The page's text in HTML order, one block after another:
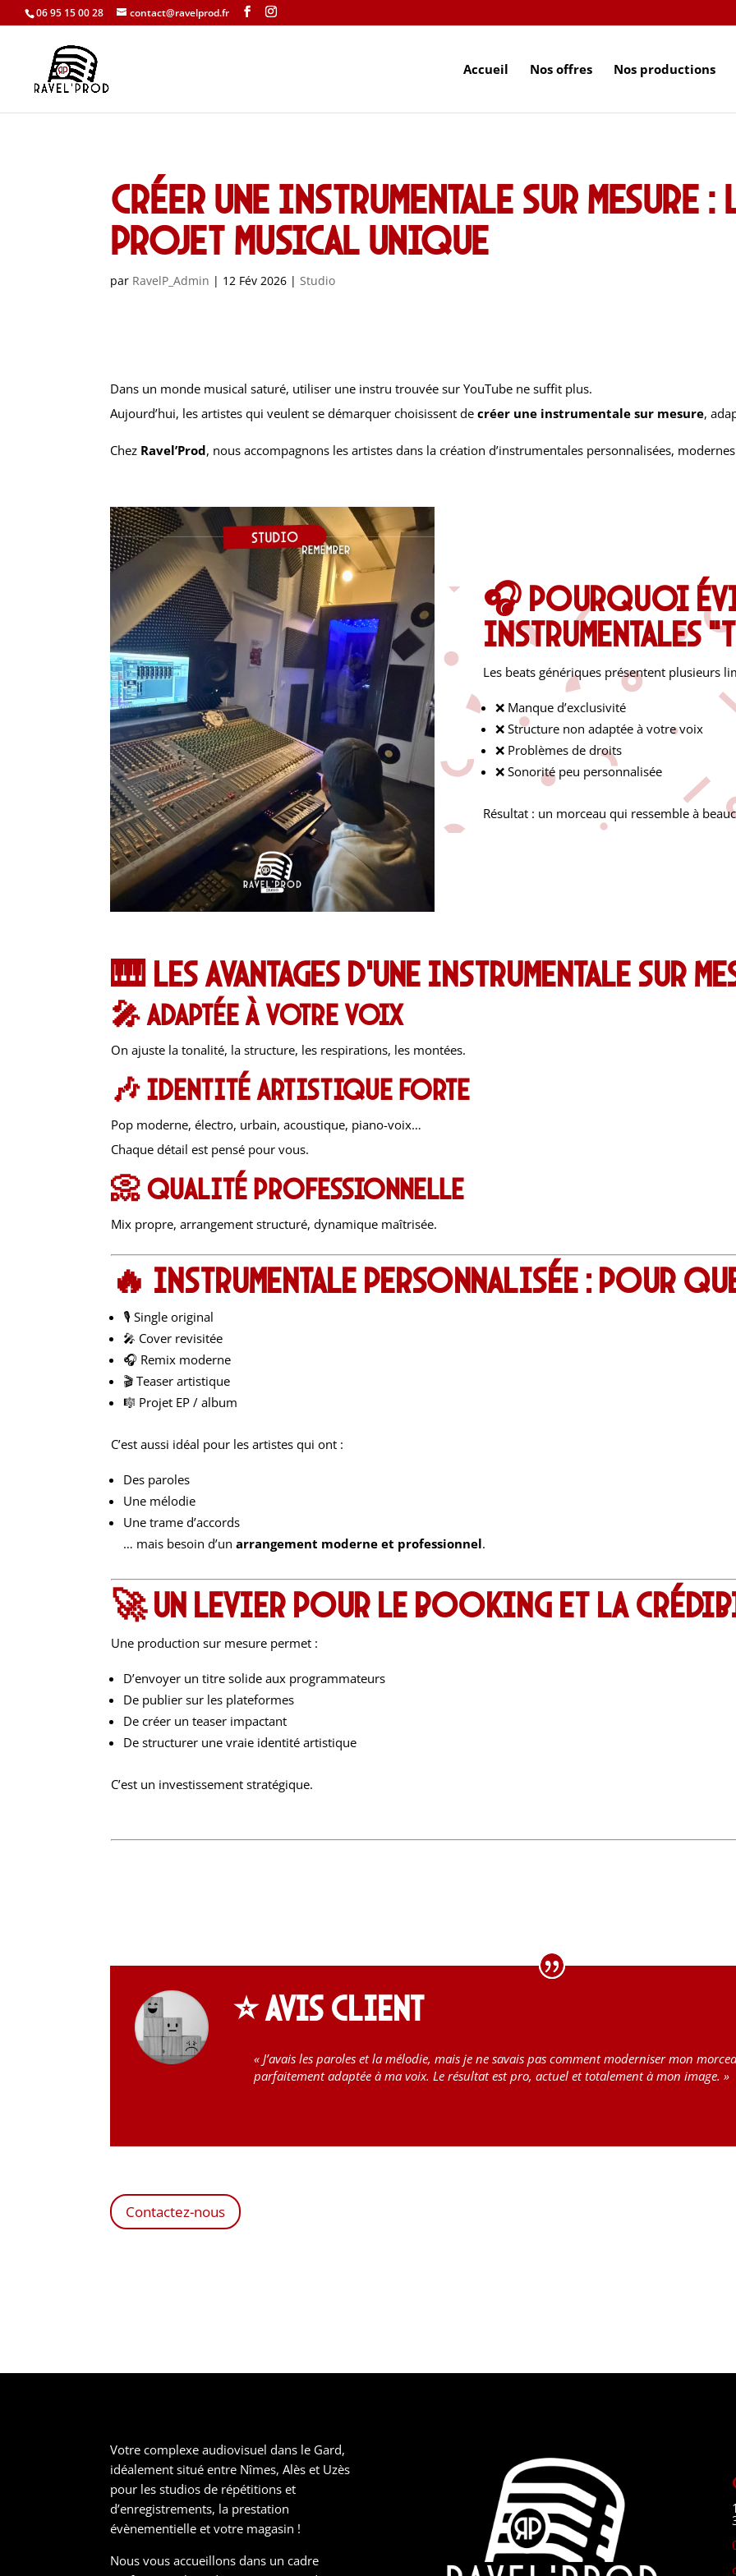
06 95 15 00 28 contact@ravelprod.fr
Accueil Nos offres Nos productions
Créer une instrumentale sur mesure
projet musical unique
par RavelP_Admin | 12 Fév 2026 | Studio
Dans un monde musical saturé, utiliser une instru trouvée sur YouTube ne suffit plus.
Aujourd’hui, les artistes qui veulent se démarquer choisissent decréer une instrumentale sur mesure,
Chez Ravel’Prod, nous accompagnons les artistes dans la création d’instrumentales personnalisées,
🎧 Pourquoi
instrumentales
Les beats génériques présentent plusieurs
❌ Manque d’exclusivité
❌ Structure non adaptée à votre voix
❌ Problèmes de droits
❌ Sonorité peu personnalisée
Résultat : un morceau qui ressemble à
🎹 Les avantages d’une instrumentale sur
🎤 Adaptée à votre voix
On ajuste la tonalité, la structure, les respirations, les montées.
🎶 Identité artistique forte
Pop moderne, électro, urbain, acoustique, piano-voix…
Chaque détail est pensé pour vous.
📀 Qualité professionnelle
Mix propre, arrangement structuré, dynamique maîtrisée.
🔥 Instrumentale personnalisée : pour
🎙️ Single original
🎤 Cover revisitée
🎧 Remix moderne
🎬 Teaser artistique
🎼 Projet EP / album
C’est aussi idéal pour les artistes qui ont :
Des paroles
Une mélodie
Une trame d’accords
… mais besoin d’unarrangement moderne et professionnel.
🚀 Un levier pour le booking et la
Une production sur mesure permet :
D’envoyer un titre solide aux programmateurs
De publier sur les plateformes
De créer un teaser impactant
De structurer une vraie identité artistique
C’est un investissement stratégique.
⭐ Avis client
« J’avais les paroles et la mélodie, mais je ne savais pas comment moderniser mon
parfaitement adaptée à ma voix. Le résultat est pro, actuel et totalement à mon image. »
Contactez-nous
Votre complexe audiovisuel dans le Gard,
idéalement situé entre Nîmes, Alès et Uzès
pour les studios de répétitions et
d’enregistrements, la prestation
évènementielle et votre magasin !
Nous vous accueillons dans un cadre